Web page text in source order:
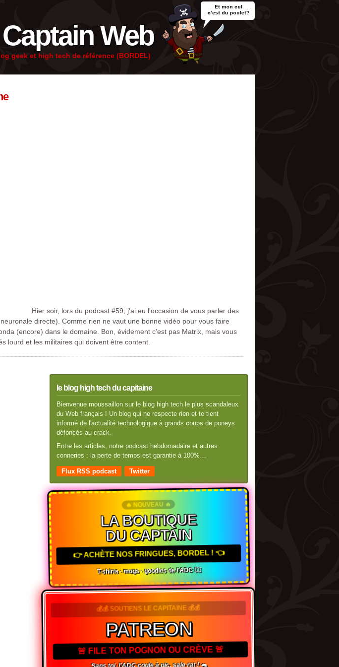
Captain Web
geek et high tech de référence (BORDEL)
Hier soir, lors du podcast #59, j'ai eu l'occasion de vous parler des
directe). Comme rien ne vaut une bonne vidéo pour vous faire
(encore) dans le domaine. Bon, évidement c'est pas Matrix, mais vous
lourd et les militaires qui doivent être content.
le blog high tech du capitaine
Bienvenue moussaillon sur le blog high tech le plus scandaleux
du Web français ! Un blog qui ne respecte rien et te tient
informé de l'actualité technologique à grands coups de poneys
défoncés au crack.
Entre les articles, notre podcast hebdomadaire et autres
conneries : la perte de temps est garantie à 100%…
Flux RSS podcast Twitter
🔥 NOUVEAU 🔥
LA BOUTIQUE
DU CAPTAIN
👉 ACHÈTE NOS FRINGUES, BORDEL ! 👈
T-shirts · mugs · goodies de l'ADC 🏴‍☠️
💰💰 SOUTIENS LE CAPITAINE 💰💰
PATREON
🚨 FILE TON POGNON OU CRÈVE 🚨